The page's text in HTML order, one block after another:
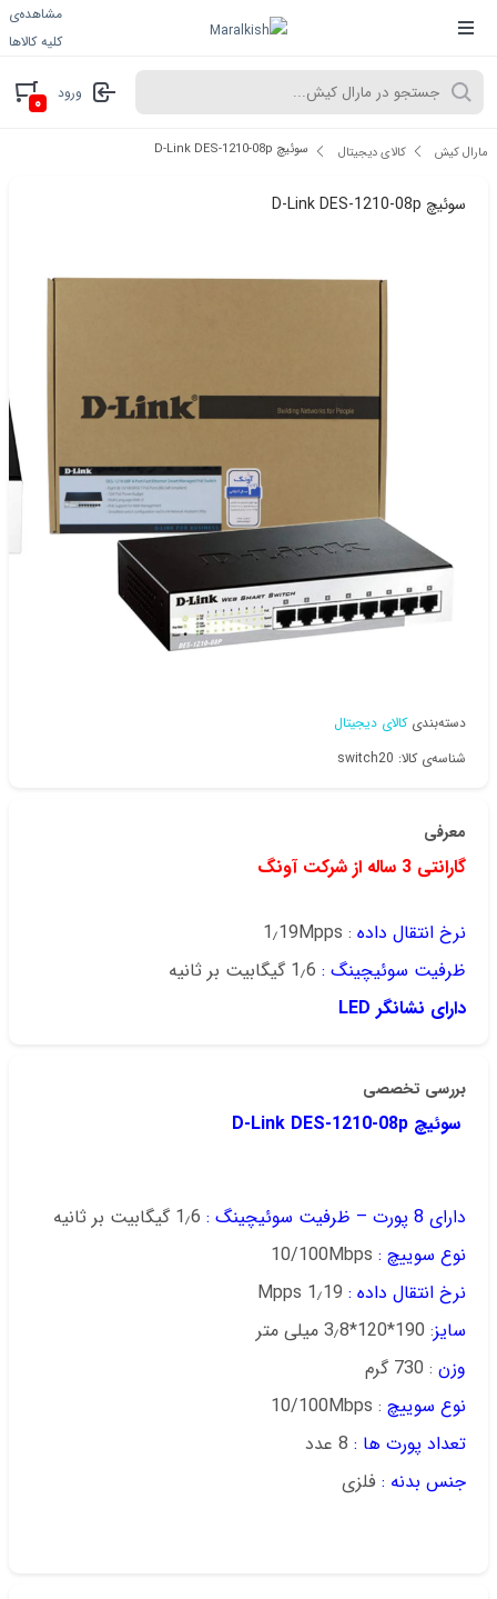
مشاهده‌ی
کلیه کالاها
ورود ۰
مارال کیش کالای دیجیتال سوئیچ D-Link DES-1210-08p
سوئیچ D-Link DES-1210-08p
دسته‌بندی کالای دیجیتال
شناسه‌ی کالا: switch20
معرفی
گارانتی 3 ساله از شرکت آونگ
نرخ انتقال داده : 1٫19Mpps
ظرفیت سوئیچینگ :
دارای نشانگر LED
بررسی تخصصی
سوئیچ D-Link DES-1210-08p
دارای 8 پورت – ظرفیت سوئیچینگ :
نوع سوییچ :
نرخ انتقال داده :
سایز: 190*120*3٫8 میلی متر
وزن : 730 گرم
نوع سوییچ : 10/100Mbps
تعداد پورت ها :
جنس بدنه : فلزی